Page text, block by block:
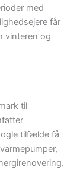
med
får
vinteren og
til
tilfælde få